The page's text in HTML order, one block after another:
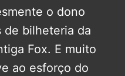
o dono
de bilheteria da
Fox. E muito
ao esforço do